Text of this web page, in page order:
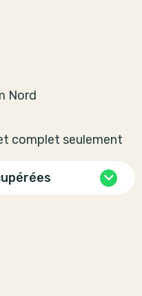
Nord
complet seulement